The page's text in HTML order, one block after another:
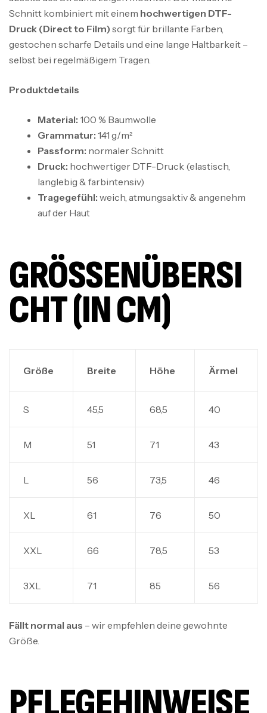
Schnitt kombiniert mit einem hochwertigen DTF-
Druck (Direct to Film) sorgt für brillante Farben,
gestochen scharfe Details und eine lange Haltbarkeit –
selbst bei regelmäßigem Tragen.
Produktdetails
Material: 100 % Baumwolle
Grammatur: 141 g/m²
Passform: normaler Schnitt
Druck: hochwertiger DTF-Druck (elastisch,
langlebig & farbintensiv)
Tragegefühl: weich, atmungsaktiv & angenehm
auf der Haut
GRÖSSENÜBERSIC
HT (IN CM)
Größe Breite Höhe Ärmel
S 45,5 68,5 40
M 51 71 43
L 56 73,5 46
XL 61 76 50
XXL 66 78,5 53
3XL 71 85 56
Fällt normal aus – wir empfehlen deine gewohnte
Größe.
PFLEGEHINWEISE